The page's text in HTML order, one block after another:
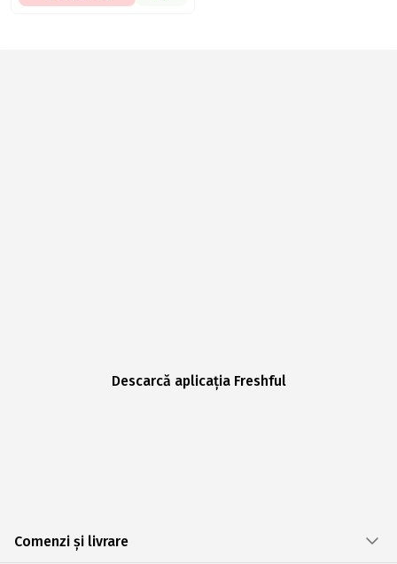
Descarcă aplicația Freshful
Comenzi și livrare